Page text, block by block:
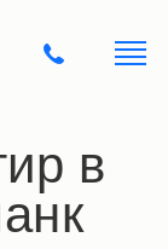
в